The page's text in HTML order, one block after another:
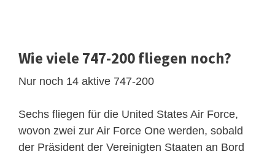
Wie viele 747-200 fliegen noch?
Nur noch 14 aktive 747-200
Sechs fliegen für die United States Air Force,
wovon zwei zur Air Force One werden, sobald
der Präsident der Vereinigten Staaten an Bord